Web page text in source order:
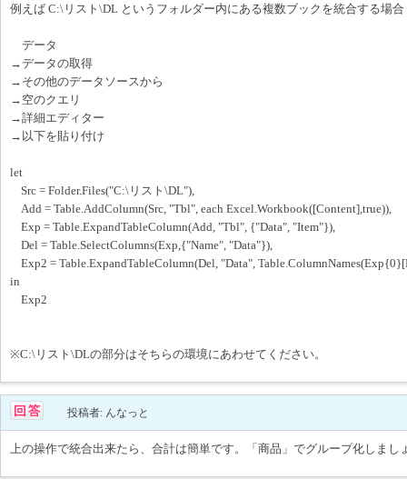
例えば C:\リスト\DL というフォルダー内にある複数ブックを統合する場合
データ
→データの取得
→その他のデータソースから
→空のクエリ
→詳細エディター
→以下を貼り付け
let
Src = Folder.Files("C:\リスト\DL"),
Add = Table.AddColumn(Src, "Tbl", each Excel.Workbook([Content],true)),
Exp = Table.ExpandTableColumn(Add, "Tbl", {"Data", "Item"}),
Del = Table.SelectColumns(Exp,{"Name", "Data"}),
Exp2 = Table.ExpandTableColumn(Del, "Data",
in
Exp2
※C:\リスト\DLの部分はそちらの環境にあわせてください。
投稿者: んなっと
上の操作で統合出来たら、合計は簡単です。「商品」でグループ化しまし